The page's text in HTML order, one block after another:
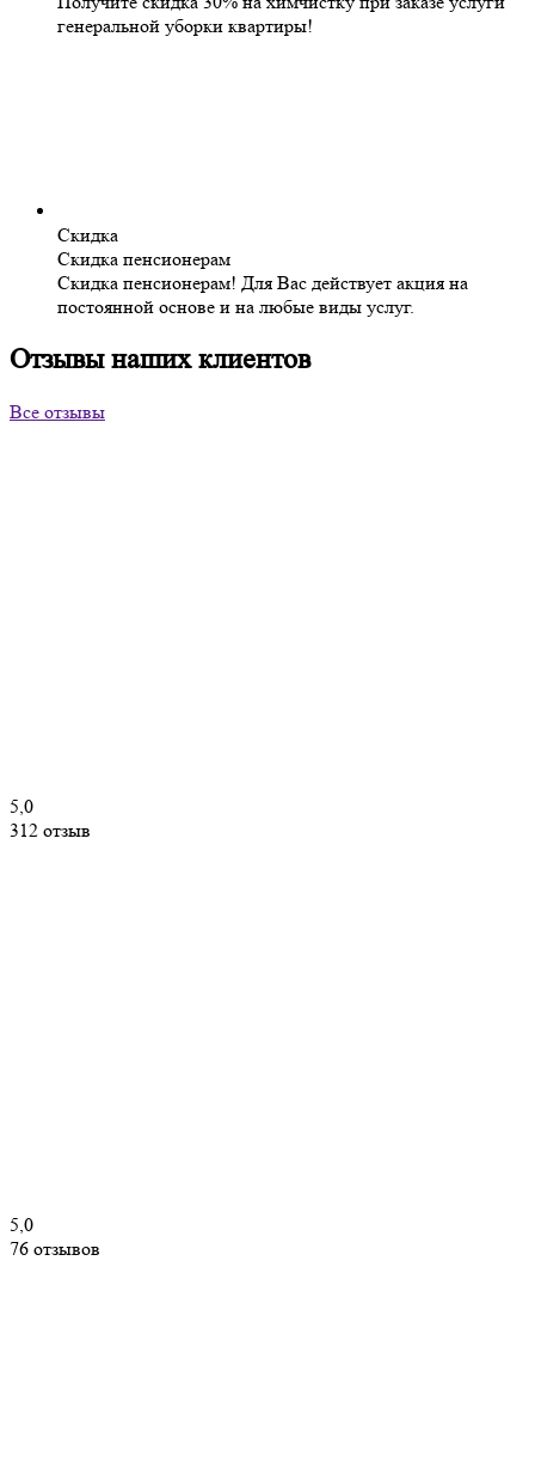
генеральной уборки квартиры!
Скидка
Скидка пенсионерам
Скидка пенсионерам! Для Вас действует акция на
постоянной основе и на любые виды услуг.
Отзывы наших клиентов
Все отзывы
5,0
312 отзыв
5,0
76 отзывов